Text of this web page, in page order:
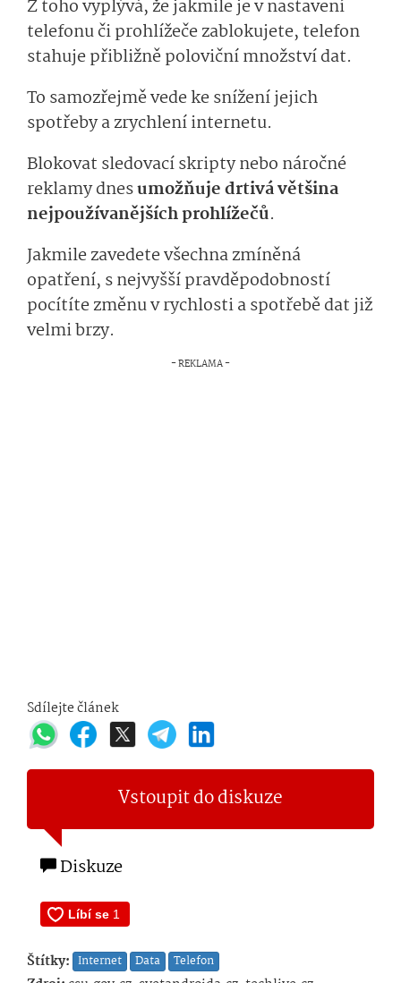
Z toho vyplývá, že jakmile je v nastavení
telefonu či prohlížeče zablokujete, telefon
stahuje přibližně poloviční množství dat.
To samozřejmě vede ke snížení jejich
spotřeby a zrychlení internetu.
Blokovat sledovací skripty nebo náročné
reklamy dnesumožňuje drtivá většina
nejpoužívanějších prohlížečů.
Jakmile zavedete všechna zmíněná
opatření, s nejvyšší pravděpodobností
pocítíte změnu v rychlosti a spotřebě dat již
velmi brzy.
Sdílejte článek
Vstoupit do diskuze
Diskuze
Štítky: Internet Data Telefon